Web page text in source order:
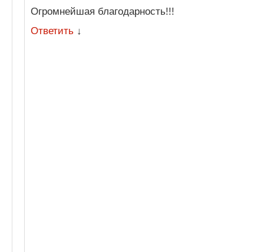
Огромнейшая благодарность!!!
Ответить ↓